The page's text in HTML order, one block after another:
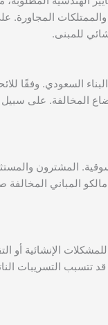
المجاورة.
للمبنى.
السعودي. وفقًا
المشترون
المباني
الإنشائية أو
التسريبات